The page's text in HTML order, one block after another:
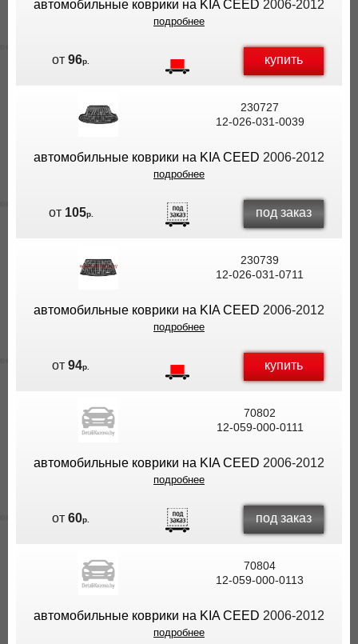
автомобильные коврики на KIA CEED 2006-2012
подробнее
от96р. купить
230727
12-026-031-0039
автомобильные коврики на KIA CEED 2006-2012
подробнее
от 105р. под заказ
230739
12-026-031-0711
автомобильные коврики на KIA CEED 2006-2012
подробнее
от94р. купить
70802
12-059-000-0111
автомобильные коврики на KIA CEED 2006-2012
подробнее
от60р. под заказ
70804
12-059-000-0113
автомобильные коврики на KIA CEED 2006-2012
подробнее